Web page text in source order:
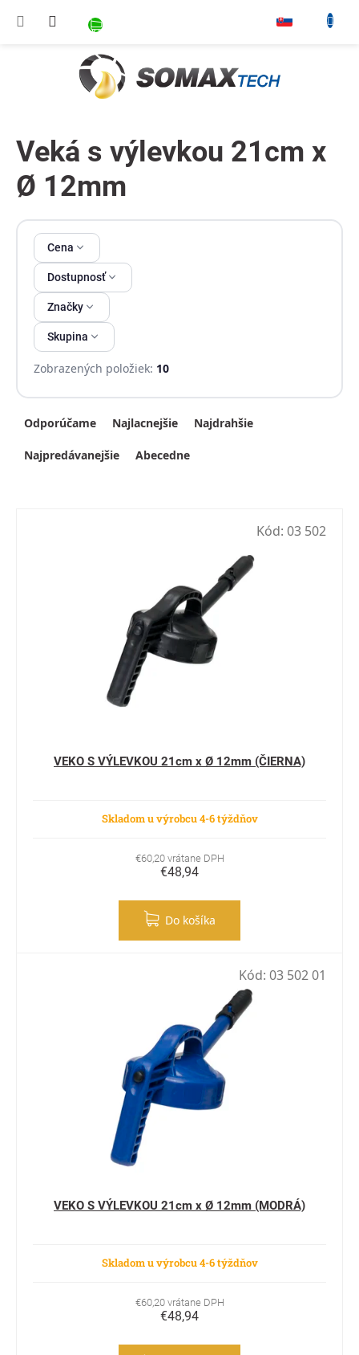
NÁKUPNÝ KOŠÍK
Veká s výlevkou 21cm x
Ø 12mm
Cena
Dostupnosť
Značky
Skupina
Zobrazených položiek: 10
Výpis produktov
Radenie produktov
Odporúčame Najlacnejšie Najdrahšie
Najpredávanejšie Abecedne
VEKO S VÝLEVKOU 21cm x Ø 12mm (ČIERNA)
Skladom u výrobcu 4-6 týždňov
€60,20 vrátane DPH
€48,94
Do košíka
Kód: 03 502
VEKO S VÝLEVKOU 21cm x Ø 12mm (MODRÁ)
Skladom u výrobcu 4-6 týždňov
€60,20 vrátane DPH
€48,94
Kód: 03 502 01